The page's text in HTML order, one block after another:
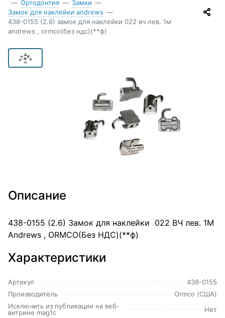
— Ортодонтия — Замки —
Замок для наклейки andrews —
438-0155 (2.6) замок для наклейки 022 вч лев. 1м
andrews , ormco(без ндс)(**ф)
Описание
438-0155 (2.6) Замок для наклейки 022 ВЧ лев. 1М
Andrews , ORMCO(Без НДС)(**ф)
Характеристики
Артикул
438-0155
Производитель
Ormco (США)
Исключить из публикации на веб-
витрине mag1c
Нет